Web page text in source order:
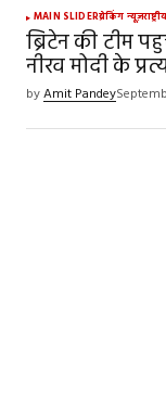
MAIN SLIDERब्रेकिंग न्यूज़राष्ट्रीय
ब्रिटेन की टीम
नीरव मोदी के
byAmit Pandey